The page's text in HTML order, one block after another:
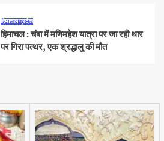
हिमाचल प्रदेश
हिमाचल : चंबा में मणिमहेश यात्रा पर जा रही थार
पर गिरा पत्थर, एक श्रद्धालु की मौत